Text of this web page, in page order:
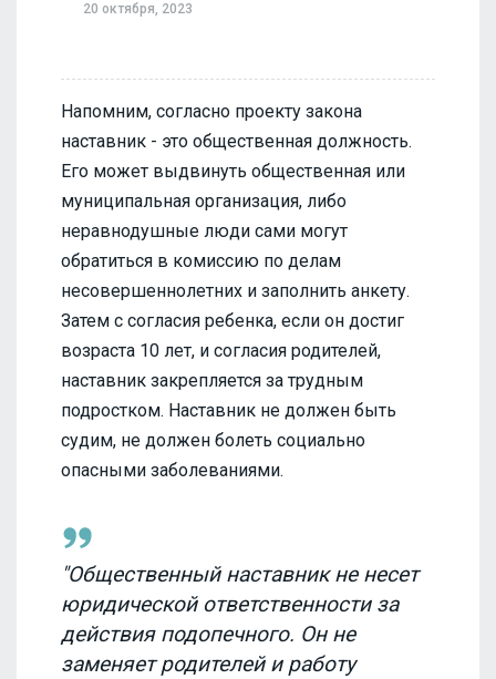
20 октября, 2023
Напомним, согласно проекту закона
наставник - это общественная должность.
Его может выдвинуть общественная или
муниципальная организация, либо
неравнодушные люди сами могут
обратиться в комиссию по делам
несовершеннолетних и заполнить анкету.
Затем с согласия ребенка, если он достиг
возраста 10 лет, и согласия родителей,
наставник закрепляется за трудным
подростком. Наставник не должен быть
судим, не должен болеть социально
опасными заболеваниями.
"Общественный наставник не несет
юридической ответственности за
действия подопечного. Он не
заменяет родителей и работу